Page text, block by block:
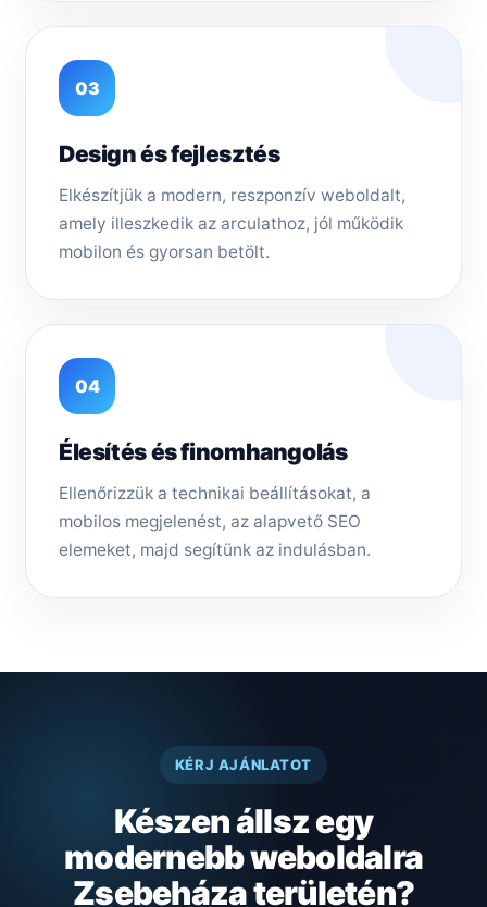
03
Design és fejlesztés
Elkészítjük a modern, reszponzív weboldalt,
amely illeszkedik az arculathoz, jól működik
mobilon és gyorsan betölt.
04
Élesítés és finomhangolás
Ellenőrizzük a technikai beállításokat, a
mobilos megjelenést, az alapvető SEO
elemeket, majd segítünk az indulásban.
KÉRJ AJÁNLATOT
Készen állsz egy
modernebb weboldalra
Zsebeháza területén?